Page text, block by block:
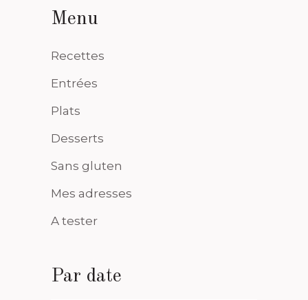
Menu
Recettes
Entrées
Plats
Desserts
Sans gluten
Mes adresses
A tester
Par date